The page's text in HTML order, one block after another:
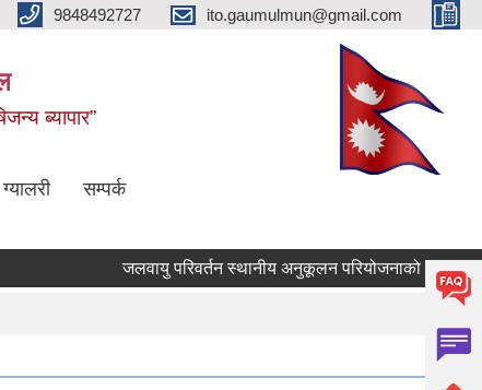
9848492727 ito.gaumulmun@gmail.com
ब्यापार”
ग्यालरी सम्पर्क
जलवायु परिवर्तन स्थानीय अनुकूलन परियोजनाको आ.व.